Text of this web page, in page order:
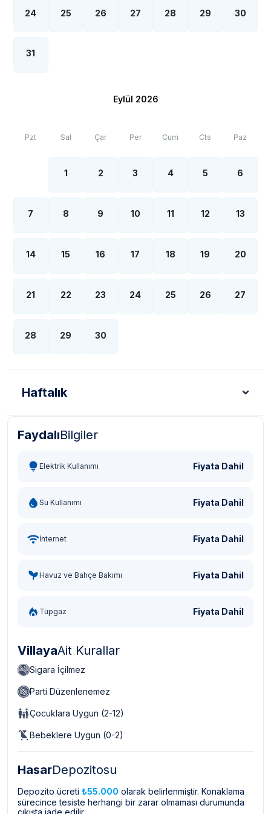
24 25 26 27 28 29 30
31
Eylül 2026
Pzt Sal Çar Per Cum Cts Paz
1 2 3 4 5 6
7 8 9 10 11 12 13
14 15 16 17 18 19 20
21 22 23 24 25 26 27
28 29 30
Haftalık
Türk Lirası - TL
FaydalıBilgiler
Elektrik Kullanımı Fiyata Dahil
Su Kullanımı Fiyata Dahil
İnternet Fiyata Dahil
Havuz ve Bahçe Bakımı Fiyata Dahil
Tüpgaz Fiyata Dahil
VillayaAit Kurallar
Sigara İçilmez
Parti Düzenlenemez
Çocuklara Uygun (2-12)
Bebeklere Uygun (0-2)
HasarDepozitosu
Depozito ücreti ₺55.000 olarak belirlenmiştir. Konaklama
sürecince tesiste herhangi bir zarar olmaması durumunda